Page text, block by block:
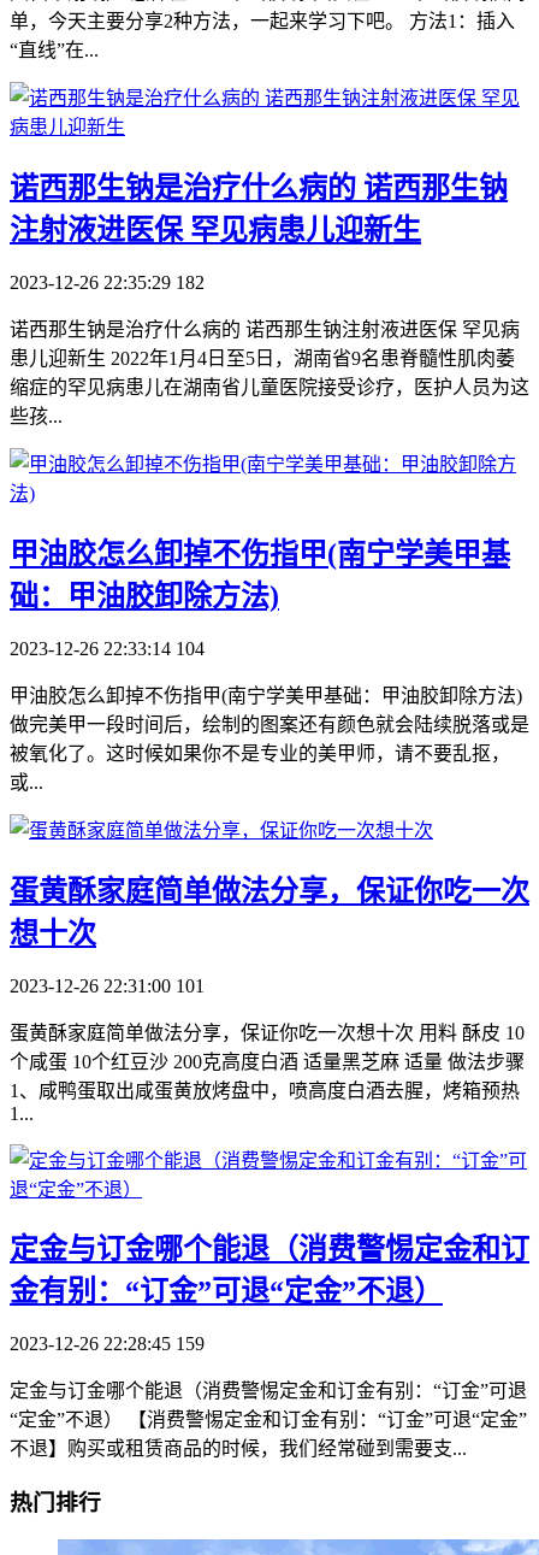
单，今天主要分享2种方法，一起来学习下吧。 方法1：插入
“直线”在...
​诺西那生钠是治疗什么病的 诺西那生钠
注射液进医保 罕见病患儿迎新生
2023-12-26 22:35:29 182
诺西那生钠是治疗什么病的 诺西那生钠注射液进医保 罕见病
患儿迎新生 2022年1月4日至5日，湖南省9名患脊髓性肌肉萎
缩症的罕见病患儿在湖南省儿童医院接受诊疗，医护人员为这
些孩...
​甲油胶怎么卸掉不伤指甲(南宁学美甲基
础：甲油胶卸除方法)
2023-12-26 22:33:14 104
甲油胶怎么卸掉不伤指甲(南宁学美甲基础：甲油胶卸除方法)
做完美甲一段时间后，绘制的图案还有颜色就会陆续脱落或是
被氧化了。这时候如果你不是专业的美甲师，请不要乱抠，
或...
​蛋黄酥家庭简单做法分享，保证你吃一次
想十次
2023-12-26 22:31:00 101
蛋黄酥家庭简单做法分享，保证你吃一次想十次 用料 酥皮 10
个咸蛋 10个红豆沙 200克高度白酒 适量黑芝麻 适量 做法步骤
1、咸鸭蛋取出咸蛋黄放烤盘中，喷高度白酒去腥，烤箱预热
1...
​定金与订金哪个能退（消费警惕定金和订
金有别：“订金”可退“定金”不退）
2023-12-26 22:28:45 159
定金与订金哪个能退（消费警惕定金和订金有别：“订金”可退
“定金”不退） 【消费警惕定金和订金有别：“订金”可退“定金”
不退】购买或租赁商品的时候，我们经常碰到需要支...
热门排行